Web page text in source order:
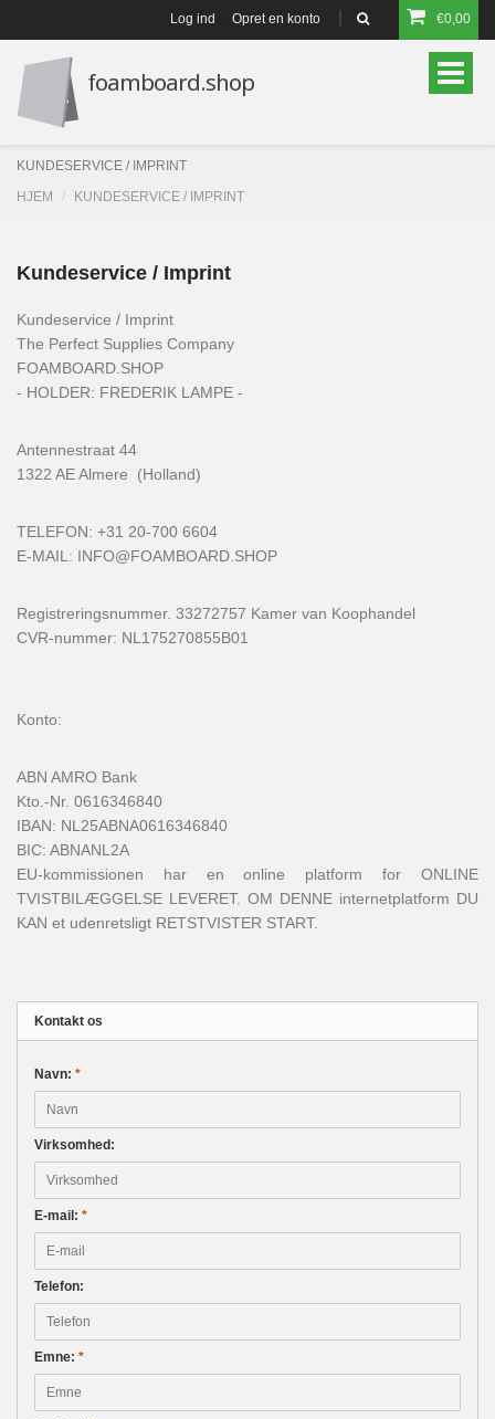
Log ind Opret en konto €0,00
Toggle
KUNDESERVICE / IMPRINT
HJEM
KUNDESERVICE / IMPRINT
Kundeservice / Imprint
Kundeservice / Imprint
The Perfect Supplies Company
FOAMBOARD.SHOP
- HOLDER: FREDERIK LAMPE -
Antennestraat 44
1322 AE Almere (Holland)
TELEFON: +31 20-700 6604
E-MAIL: INFO@FOAMBOARD.SHOP
Registreringsnummer. 33272757 Kamer van Koophandel
CVR-nummer: NL175270855B01
Konto:
ABN AMRO Bank
Kto.-Nr. 0616346840
IBAN: NL25ABNA0616346840
BIC: ABNANL2A
EU-kommissionen har en online platform for ONLINE
TVISTBILÆGGELSE LEVERET. OM DENNE internetplatform DU
KAN et udenretsligt RETSTVISTER START.
Kontakt os
Navn: *
Virksomhed:
E-mail: *
Telefon:
Emne: *